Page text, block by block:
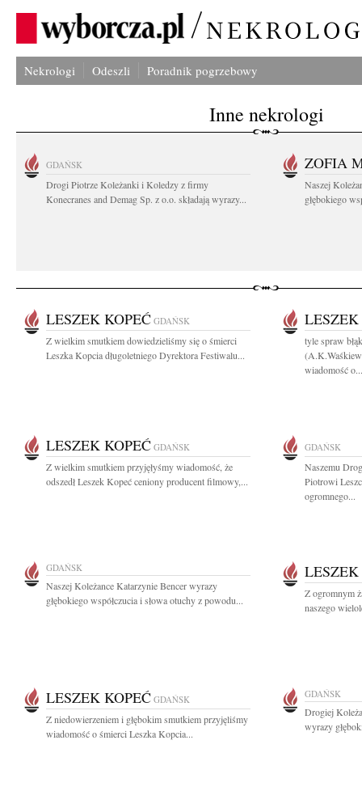
Nekrologi Odeszli Poradnik pogrzebowy
Inne nekrologi
GDAŃSK
Drogi Piotrze Koleżanki i Koledzy z firmy
Konecranes and Demag Sp. z o.o. składają wyrazy...
ZOFIA
Naszej
głębokiego
LESZEK KOPEĆ GDAŃSK
Z wielkim smutkiem dowiedzieliśmy się o śmierci
Leszka Kopcia długoletniego Dyrektora Festiwalu...
LESZEK
tyle spraw
wiadomość o...
LESZEK KOPEĆ GDAŃSK
Z wielkim smutkiem przyjęłyśmy wiadomość, że
odszedł Leszek Kopeć ceniony producent filmowy,...
GDAŃSK
Naszemu
Piotrowi
ogromnego...
GDAŃSK
Naszej Koleżance Katarzynie Bencer wyrazy
głębokiego współczucia i słowa otuchy z powodu...
Z ogromnym
naszego
LESZEK KOPEĆ GDAŃSK
Z niedowierzeniem i głębokim smutkiem przyjęliśmy
wiadomość o śmierci Leszka Kopcia...
GDAŃSK
Drogiej
wyrazy